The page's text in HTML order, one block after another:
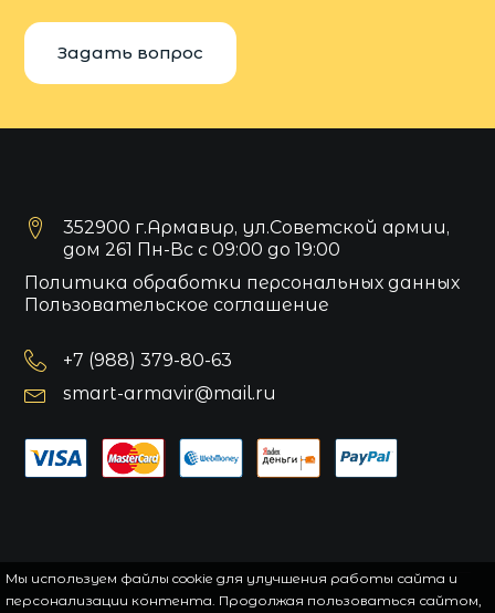
Задать вопрос
352900 г.Армавир, ул.Советской армии,
дом 261 Пн-Вс с 09:00 до 19:00
Политика обработки персональных данных
Пользовательское соглашение
+7 (988) 379-80-63
smart-armavir@mail.ru
Мы используем файлы cookie для улучшения работы сайта и
персонализации контента. Продолжая пользоваться сайтом,